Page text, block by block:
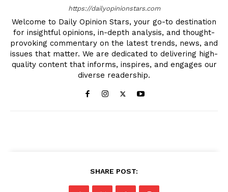
https://dailyopinionstars.com
Welcome to Daily Opinion Stars, your go-to destination
for insightful opinions, in-depth analysis, and thought-
provoking commentary on the latest trends, news, and
issues that matter. We are dedicated to delivering high-
quality content that informs, inspires, and engages our
diverse readership.
SHARE POST: